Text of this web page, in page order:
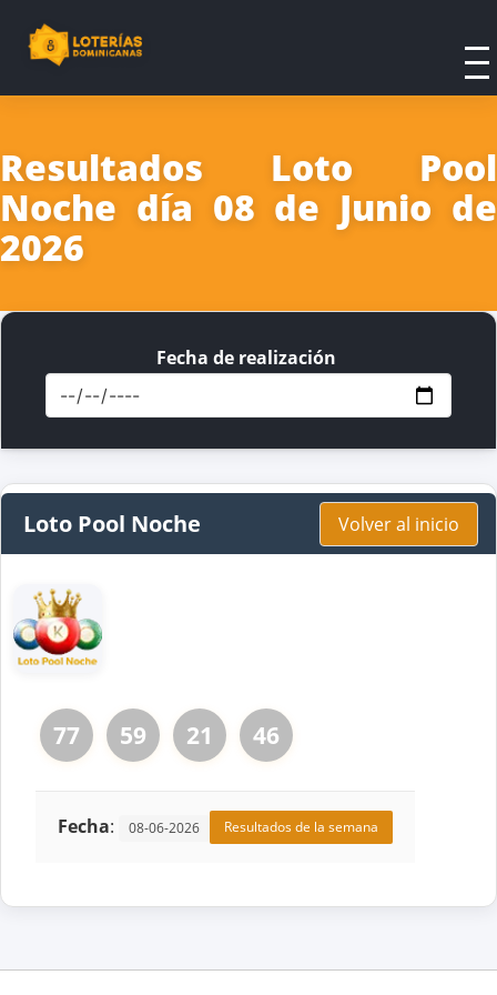
Resultados Loto Pool
Noche día 08 de Junio de
2026
Fecha de realización
Loto Pool Noche Volver al inicio
77 59 21 46
Fecha: 08-06-2026 Resultados de la semana